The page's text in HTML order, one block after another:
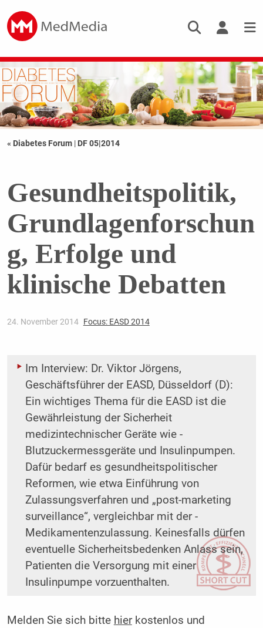
« Diabetes Forum | DF 05|2014
Gesundheitspolitik,
Grundlagenforschun
g, Erfolge und
klinische Debatten
24. November 2014 Focus: EASD 2014
Im Interview: Dr. Viktor Jörgens,
Geschäftsführer der EASD, Düsseldorf (D):
Ein wichtiges ­Thema für die EASD ist die
Gewährleistung der Sicherheit
medizintechnischer Geräte wie ­
Blutzuckermessgeräte und Insulinpumpen.
Dafür bedarf es gesundheitspolitischer
Reformen, wie etwa Einführung von
Zulassungsverfahren und „post-marketing
surveillance“, vergleichbar mit der ­
Medikamentenzulassung. Keinesfalls dürfen
eventuelle Sicherheitsbedenken Anlass sein,
Patienten die Versorgung mit einer
Insulinpumpe vorzuenthalten.
Melden Sie sich bitte hierkostenlos und